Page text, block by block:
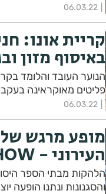
06.03.22
קריית אונו:
באיסוף מזון
הנוער העובד והלומד
פליטים מאוקראינה
06.03.22
מופע מרגש
העירוני - SHOW!
הלהקות מבתי הספר
והסגנונות ונתנו הופעה